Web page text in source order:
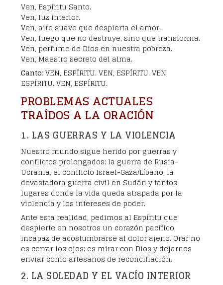
Ven, Espíritu Santo.
Ven, luz interior.
Ven, aire suave que despierta el amor.
Ven, fuego que no destruye, sino que transforma.
Ven, perfume de Dios en nuestra pobreza.
Ven, Maestro secreto del alma.
Canto:VEN, ESPÍRITU. VEN, ESPÍRITU. VEN,
ESPÍRITU. VEN, ESPÍRITU.
PROBLEMAS ACTUALES
TRAÍDOS A LA ORACIÓN
1. LAS GUERRAS Y LA VIOLENCIA
Nuestro mundo sigue herido por guerras y
conflictos prolongados: la guerra de Rusia-
Ucrania, el conflicto Israel-Gaza/Líbano, la
devastadora guerra civil en Sudán y tantos
lugares donde la vida queda atrapada por la
violencia y los intereses de poder.
Ante esta realidad, pedimos al Espíritu que
despierte en nosotros un corazón pacífico,
incapaz de acostumbrarse al dolor ajeno. Orar no
es cerrar los ojos: es mirar con Dios y dejarnos
enviar como artesanos de reconciliación.
2. LA SOLEDAD Y EL VACÍO INTERIOR